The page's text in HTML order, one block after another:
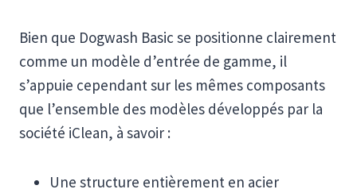
Bien que Dogwash Basic se positionne clairement
comme un modèle d’entrée de gamme, il
s’appuie cependant sur les mêmes composants
que l’ensemble des modèles développés par la
société iClean, à savoir :
Une structure entièrement en acier